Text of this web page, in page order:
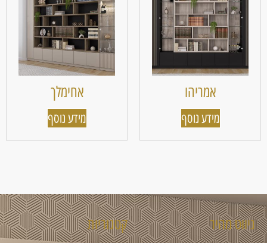
אמריהו
מידע נוסף
אחימלך
מידע נוסף
ניווט מהיר קטגוריות